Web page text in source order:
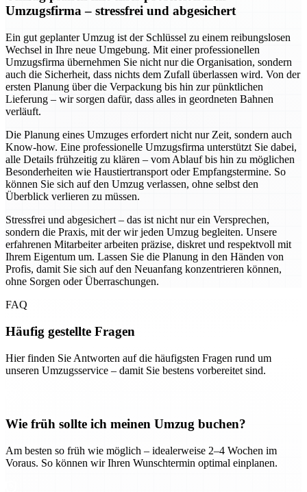
Umzugsfirma – stressfrei und abgesichert
Ein gut geplanter Umzug ist der Schlüssel zu einem reibungslosen
Wechsel in Ihre neue Umgebung. Mit einer professionellen
Umzugsfirma übernehmen Sie nicht nur die Organisation, sondern
auch die Sicherheit, dass nichts dem Zufall überlassen wird. Von der
ersten Planung über die Verpackung bis hin zur pünktlichen
Lieferung – wir sorgen dafür, dass alles in geordneten Bahnen
verläuft.
Die Planung eines Umzuges erfordert nicht nur Zeit, sondern auch
Know-how. Eine professionelle Umzugsfirma unterstützt Sie dabei,
alle Details frühzeitig zu klären – vom Ablauf bis hin zu möglichen
Besonderheiten wie Haustiertransport oder Empfangstermine. So
können Sie sich auf den Umzug verlassen, ohne selbst den
Überblick verlieren zu müssen.
Stressfrei und abgesichert – das ist nicht nur ein Versprechen,
sondern die Praxis, mit der wir jeden Umzug begleiten. Unsere
erfahrenen Mitarbeiter arbeiten präzise, diskret und respektvoll mit
Ihrem Eigentum um. Lassen Sie die Planung in den Händen von
Profis, damit Sie sich auf den Neuanfang konzentrieren können,
ohne Sorgen oder Überraschungen.
FAQ
Häufig gestellte Fragen
Hier finden Sie Antworten auf die häufigsten Fragen rund um
unseren Umzugsservice – damit Sie bestens vorbereitet sind.
Wie früh sollte ich meinen Umzug buchen?
Am besten so früh wie möglich – idealerweise 2–4 Wochen im
Voraus. So können wir Ihren Wunschtermin optimal einplanen.